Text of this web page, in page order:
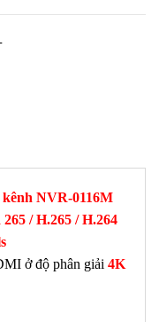
NVR-0116M
/ H.265 / H.264
ở độ phân giải 4K